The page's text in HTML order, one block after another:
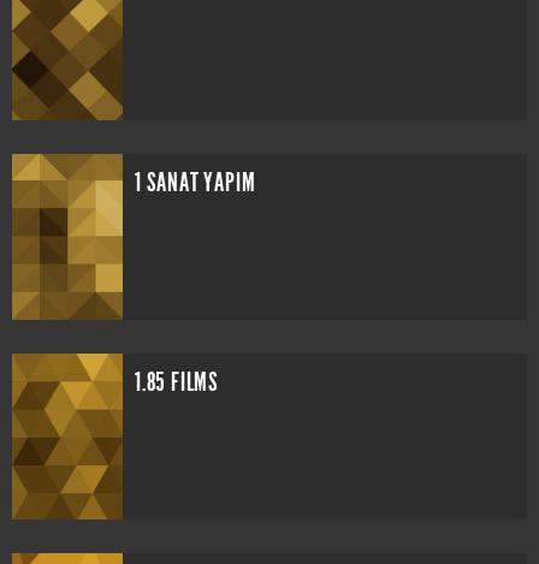
1 SANAT YAPIM
1.85 FILMS